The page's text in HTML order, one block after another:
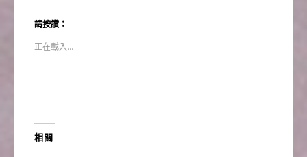
請按讚：
正在載入...
相關